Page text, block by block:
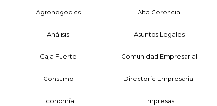
Agronegocios Alta Gerencia
Análisis Asuntos Legales
Caja Fuerte Comunidad Empresarial
Consumo Directorio Empresarial
Economía Empresas